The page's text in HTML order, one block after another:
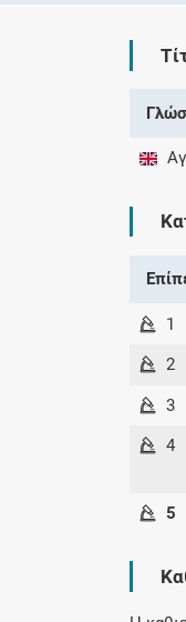
1
2
3
4
5